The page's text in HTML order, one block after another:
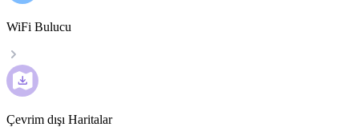
WiFi Bulucu
Çevrim dışı Haritalar